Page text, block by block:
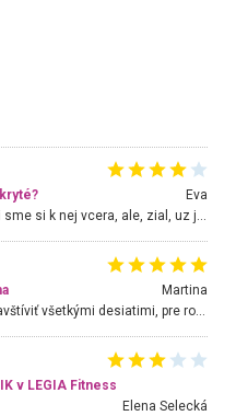
Eva
Hojdacka v Krpelanoch uz nie je, vysli sme si k nej vcera, ale, zial, uz je znicena. Ak sem planujete cestu len kvoli hojdacke, mozete si ju usetrit. Krasny vyhlad je tu vsak aj bez hojdacky :-)
Martina
Nádherné miesto ktoré odporúčam navštíviť všetkými desiatimi, pre rodiny s deťmi, dôchodcom... Proste a jednoducho ozaj rozprávkový les.. určite ešte prídeme. Odniesli sme si na pamiatku krásne tričká,
v LEGIA Fitness
Elena Selecká